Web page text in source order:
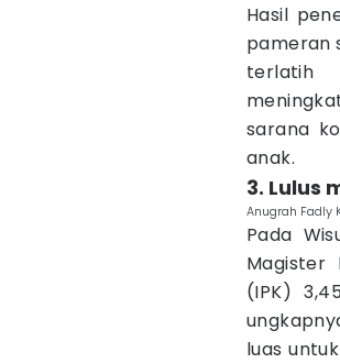
Hasil
pameran
terlatih
sarana
anak.
3. Lulus
Anugrah Fadly
Pada
Magister
(IPK)
luas